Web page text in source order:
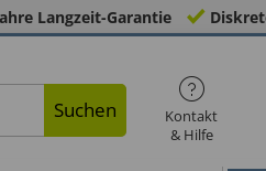
Langzeit-Garantie
Suchen
Kontakt
& Hilfe